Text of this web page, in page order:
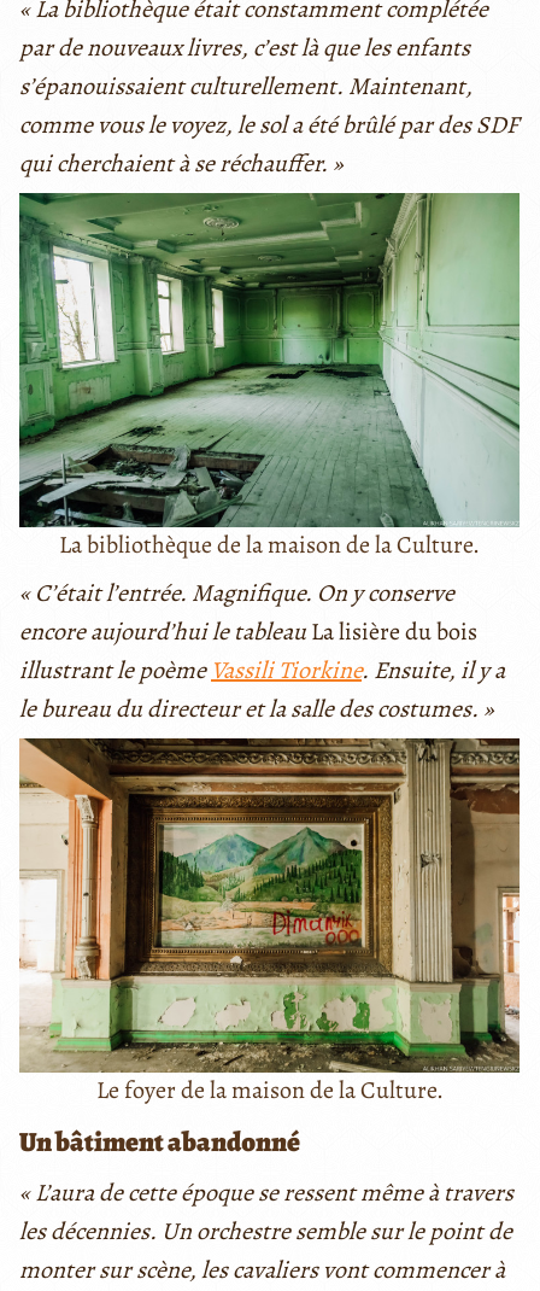
« La bibliothèque était constamment complétée
par de nouveaux livres, c’est là que les enfants
s’épanouissaient culturellement. Maintenant,
comme vous le voyez, le sol a été brûlé par des SDF
qui cherchaient à se réchauffer. »
La bibliothèque de la maison de la Culture.
« C’était l’entrée. Magnifique. On y conserve
encore aujourd’hui le tableauLa lisière du bois
illustrant le poèmeVassili Tiorkine. Ensuite, il y a
le bureau du directeur et la salle des costumes. »
Le foyer de la maison de la Culture.
Un bâtiment abandonné
« L’aura de cette époque se ressent même à travers
les décennies. Un orchestre semble sur le point de
monter sur scène, les cavaliers vont commencer à